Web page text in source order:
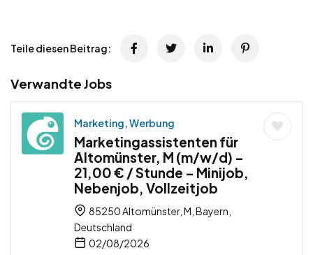
Teile diesen Beitrag:
Verwandte Jobs
Marketing, Werbung
Marketingassistenten für
Altomünster, M (m/w/d) –
21,00 € / Stunde – Minijob,
Nebenjob, Vollzeitjob
85250 Altomünster, M, Bayern,
Deutschland
02/08/2026